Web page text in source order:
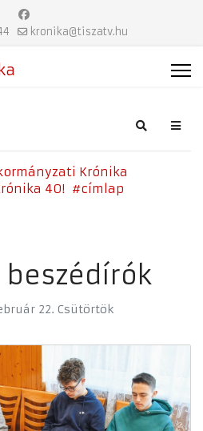
kronika@tiszatv.hu
Search
Krónika
40!
címlap
beszédírók
22. Csütörtök